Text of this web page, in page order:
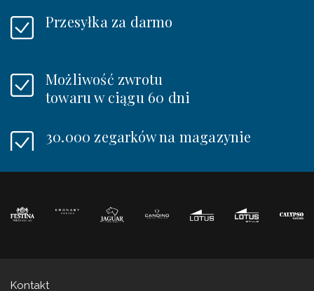
Przesyłka za darmo
Możliwość zwrotu
towaru w ciągu 60 dni
30.000 zegarków na magazynie
Kontakt